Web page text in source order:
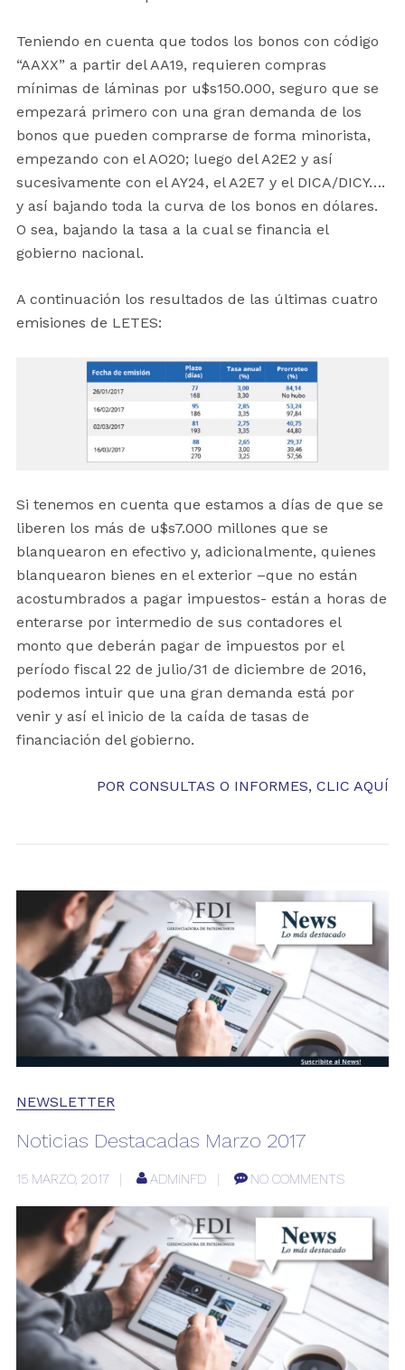
Teniendo en cuenta que todos los bonos con código
“AAXX” a partir del AA19, requieren compras
mínimas de láminas por u$s150.000, seguro que se
empezará primero con una gran demanda de los
bonos que pueden comprarse de forma minorista,
empezando con el AO20; luego del A2E2 y así
sucesivamente con el AY24, el A2E7 y el DICA/DICY….
y así bajando toda la curva de los bonos en dólares.
O sea, bajando la tasa a la cual se financia el
gobierno nacional.
A continuación los resultados de las últimas cuatro
emisiones de LETES:
Si tenemos en cuenta que estamos a días de que se
liberen los más de u$s7.000 millones que se
blanquearon en efectivo y, adicionalmente, quienes
blanquearon bienes en el exterior –que no están
acostumbrados a pagar impuestos- están a horas de
enterarse por intermedio de sus contadores el
monto que deberán pagar de impuestos por el
período fiscal 22 de julio/31 de diciembre de 2016,
podemos intuir que una gran demanda está por
venir y así el inicio de la caída de tasas de
financiación del gobierno.
POR CONSULTAS O INFORMES, CLIC AQUÍ
NEWSLETTER
Noticias Destacadas Marzo 2017
15 MARZO, 2017 ADMINFD NO COMMENTS